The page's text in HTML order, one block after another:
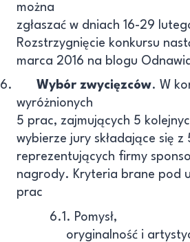
można
zgłaszać w dniach 16-29
Rozstrzygnięcie konkursu
marca 2016 na blogu
6. Wybór zwycięzców. W
wyróżnionych
5 prac, zajmujących 5
wybierze jury składające się z
reprezentujących firmy
nagrody. Kryteria brane pod
prac
6.1. Pomysł,
oryginalność i